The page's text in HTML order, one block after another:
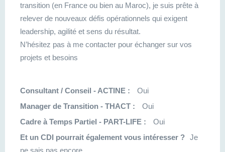
transition (en France ou bien au Maroc), je suis prête à
relever de nouveaux défis opérationnels qui exigent
leadership, agilité et sens du résultat.
N’hésitez pas à me contacter pour échanger sur vos
projets et besoins
Consultant / Conseil - ACTINE :
Oui
Manager de Transition - THACT :
Oui
Cadre à Temps Partiel - PART-LIFE :
Oui
Et un CDI pourrait également vous intéresser ? Je